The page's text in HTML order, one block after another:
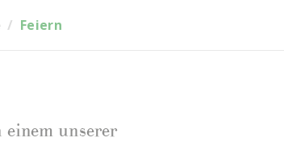
/ Feiern
unserer